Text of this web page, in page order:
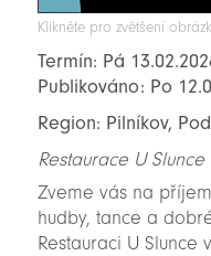
Klikněte pro zvětšení
Termín: Pá
Publikováno: Po
Region: Pilníkov,
Restaurace U
Zveme vás na
hudby, tance a
Restauraci U Slunce